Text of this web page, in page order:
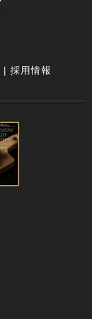
| 採用情報